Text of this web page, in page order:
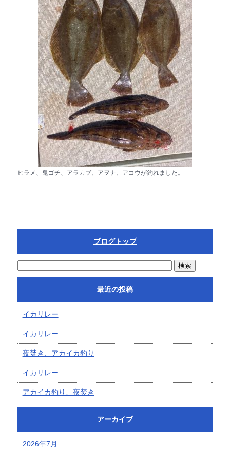
ヒラメ、鬼ゴチ、アラカブ、アヲナ、アコウが釣れました。
ブログトップ
最近の投稿
イカリレー
イカリレー
夜焚き、アカイカ釣り
イカリレー
アカイカ釣り、夜焚き
アーカイブ
2026年7月